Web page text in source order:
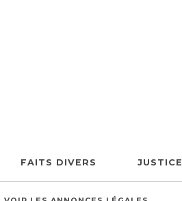
FAITS DIVERS JUSTICE